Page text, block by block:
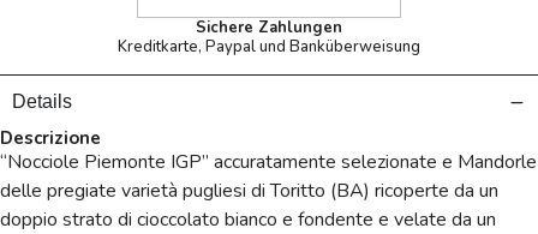
Sichere Zahlungen
Kreditkarte, Paypal und Banküberweisung
Details
Descrizione
“Nocciole Piemonte IGP” accuratamente selezionate e Mandorle
delle pregiate varietà pugliesi di Toritto (BA) ricoperte da un
doppio strato di cioccolato bianco e fondente e velate da un